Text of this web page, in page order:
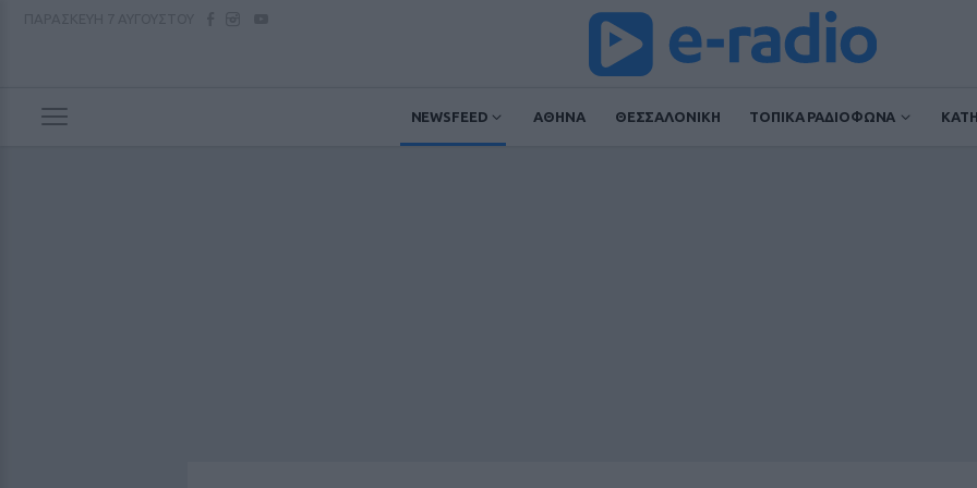
NEWSFEED ΑΘΗΝΑ ΘΕΣΣΑΛΟΝΙΚΗ ΤΟΠΙΚΑ ΡΑΔΙΟΦΩΝΑ